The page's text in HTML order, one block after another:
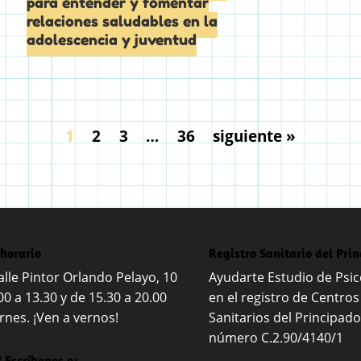
relaciones saludables en la
adolescencia y juventud
1 2 3 … 36 siguiente »
Pintor Orlando Pelayo, 10
a 13.30 y de 15.30 a 20.00
¡Ven a vernos!
Registro Sanitario del
Ayudarte Estudio de
en el registro de
Sanitarios del
número C.2.90/4140/1